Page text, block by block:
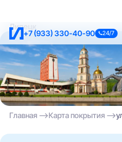
+7 (933) 330-40-90 24/7
Липецк
Главная Карта покрытия